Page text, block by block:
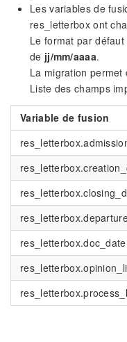
Les variables de
res_letterbox ont
Le format par
de jj/mm/aaaa.
La migration
Liste des champs
Variable de fusion
res_letterbox.doc_date